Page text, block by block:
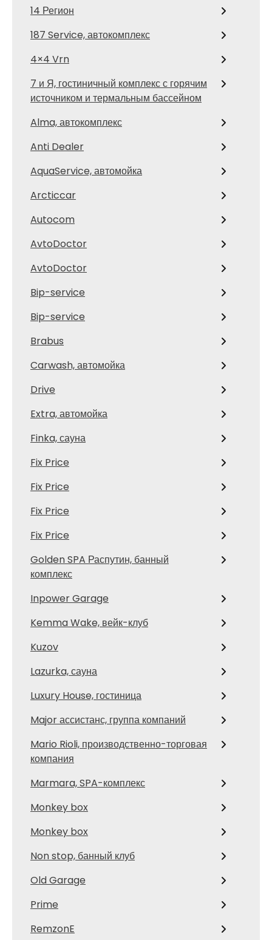
14 Регион
187 Service, автокомплекс
4×4 Vrn
7 и Я, гостиничный комплекс с горячим
источником и термальным бассейном
Alma, автокомплекс
Anti Dealer
AquaService, автомойка
Arcticcar
Autocom
AvtoDoctor
AvtoDoctor
Bip-service
Bip-service
Brabus
Carwash, автомойка
Drive
Extra, автомойка
Finka, сауна
Fix Price
Fix Price
Fix Price
Fix Price
Golden SPA Распутин, банный
комплекс
Inpower Garage
Kemma Wake, вейк-клуб
Kuzov
Lazurka, сауна
Luxury House, гостиница
Major ассистанс, группа компаний
Mario Rioli, производственно-торговая
компания
Marmara, SPA-комплекс
Monkey box
Monkey box
Non stop, банный клуб
Old Garage
Prime
RemzonE